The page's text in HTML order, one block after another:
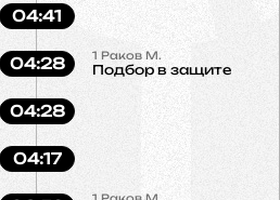
04:41
1 Раков М.
Подбор в защите
04:28
04:28
04:17